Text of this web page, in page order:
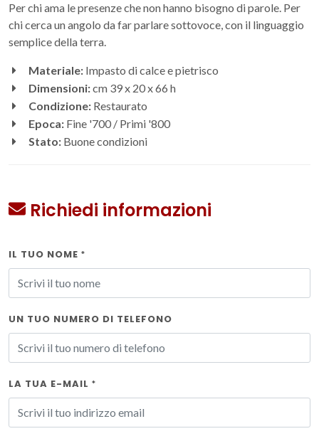
Per chi ama le presenze che non hanno bisogno di parole. Per
chi cerca un angolo da far parlare sottovoce, con il linguaggio
semplice della terra.
Materiale: Impasto di calce e pietrisco
Dimensioni:cm 39 x 20 x 66 h
Condizione: Restaurato
Epoca: Fine '700 / Primi '800
Stato: Buone condizioni
Richiedi informazioni
IL TUO NOME *
UN TUO NUMERO DI TELEFONO
LA TUA E-MAIL *